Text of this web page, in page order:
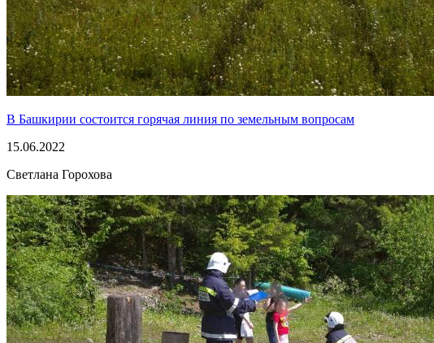
В Башкирии состоится горячая линия по земельным вопросам
15.06.2022
Светлана Горохова